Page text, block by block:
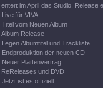
entert im April das Studio, Release
Live für VIVA
Titel vom Neuen Album
Album Release
Legen Albumtitel und Trackliste
Endproduktion der neuen CD
Neuer Plattenvertrag
ReReleases und DVD
Jetzt ist es offiziell